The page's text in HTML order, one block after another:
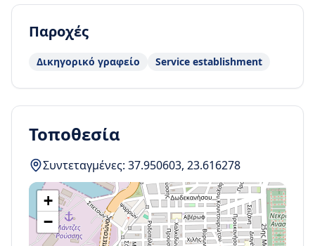
Παροχές
Δικηγορικό γραφείο Service establishment
Τοποθεσία
Συντεταγμένες: 37.950603, 23.616278
+
−